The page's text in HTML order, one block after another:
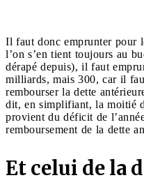
Il faut donc emprunter pour
l’on s’en tient toujours au
dérapé depuis), il faut
milliards, mais 300, car il
rembourser la dette
dit, en simplifiant, la moitié
provient du déficit de
remboursement de la dette
Et celui de la